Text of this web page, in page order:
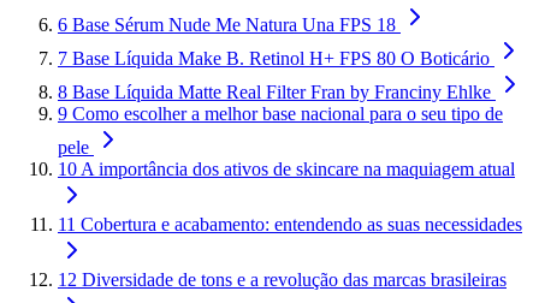
6 Base Sérum Nude Me Natura Una FPS 18
7 Base Líquida Make B. Retinol H+ FPS 80 O Boticário
8 Base Líquida Matte Real Filter Fran by Franciny Ehlke
9 Como escolher a melhor base nacional para o seu tipo de
pele
10 A importância dos ativos de skincare na maquiagem atual
11 Cobertura e acabamento: entendendo as suas necessidades
12 Diversidade de tons e a revolução das marcas brasileiras